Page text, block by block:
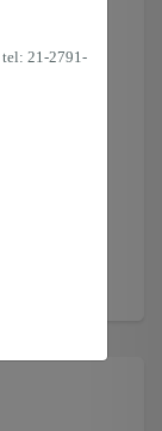
21-2791-